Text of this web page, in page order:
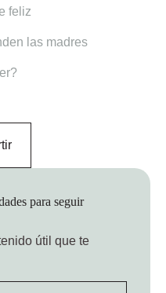
feliz
las madres
para seguir
útil que te